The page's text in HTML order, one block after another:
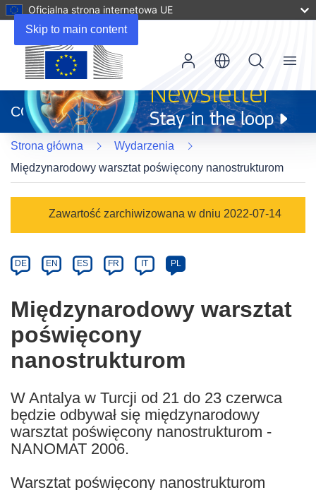
Skip to main content
Oficjalna strona internetowa UE
otworzy
się
w
nowym
oknie)
CORDIS
Menu
Strona główna
Wydarzenia
Międzynarodowy warsztat poświęcony nanostrukturom
category
Zawartość zarchiwizowana w dniu 2022-07-14
Article
available
the
following
languages:
DE EN ES FR IT PL
Międzynarodowy warsztat
poświęcony
nanostrukturom
W Antalya w Turcji od 21 do 23 czerwca
będzie odbywał się międzynarodowy
warsztat poświęcony nanostrukturom -
NANOMAT 2006.
Warsztat poświęcony nanostrukturom